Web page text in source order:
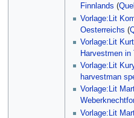
Finnlands (
Vorlage:Lit
Oesterreichs (
Vorlage:Lit
Harvestmen in
Vorlage:Lit
harvestman
Vorlage:Lit
Vorlage:Lit